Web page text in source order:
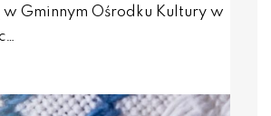
w Gminnym Ośrodku Kultury w